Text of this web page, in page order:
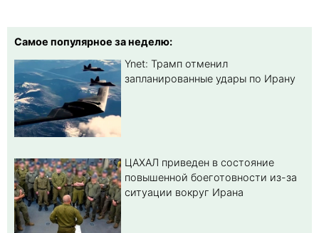
Самое популярное за неделю:
Ynet: Трамп отменил
запланированные удары по Ирану
ЦАХАЛ приведен в состояние
повышенной боеготовности из-за
ситуации вокруг Ирана